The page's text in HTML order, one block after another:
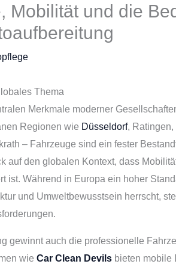
Mobilität und die
Thema
Merkmale moderner
Regionen wie Düsseldorf, Ratingen,
– Fahrzeuge sind ein fester
auf den globalen Kontext, dass
ist. Während in Europa ein hoher
und Umweltbewusstsein herrscht,
gewinnt auch die professionelle
wie Car Clean Devilsbieten mobile